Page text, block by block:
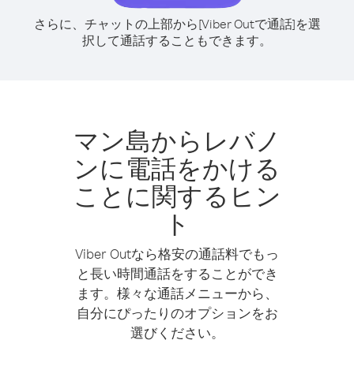
さらに、チャットの上部から[Viber Outで通話]を選
択して通話することもできます。
マン島からレバノ
ンに電話をかける
ことに関するヒン
ト
Viber Outなら格安の通話料でもっ
と長い時間通話をすることができ
ます。様々な通話メニューから、
自分にぴったりのオプションをお
選びください。